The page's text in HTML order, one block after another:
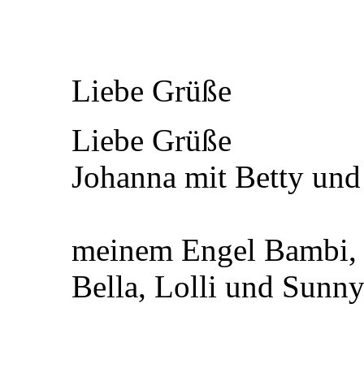
Liebe Grüße
Liebe Grüße
Johanna mit Betty
meinem Engel
Bella, Lolli und